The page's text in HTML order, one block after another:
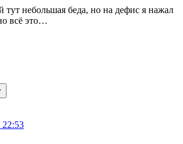
тут небольшая беда, но на дефис я нажал
всё это…
22:53